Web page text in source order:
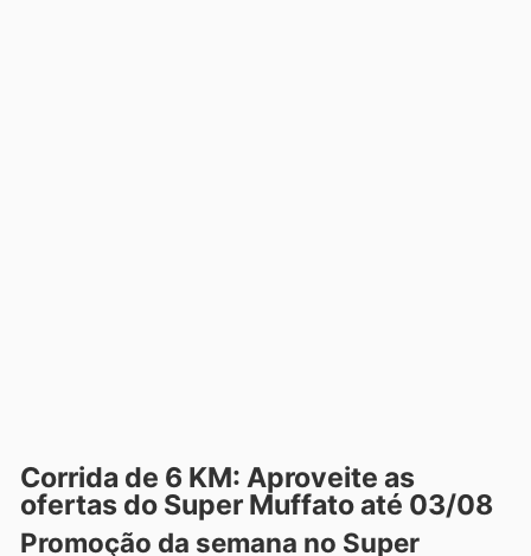
Corrida de 6 KM: Aproveite as
ofertas do Super Muffato até 03/08
Promoção da semana no Super